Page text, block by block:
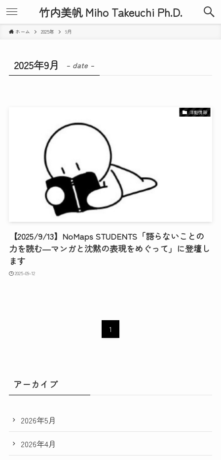
竹内美帆 Miho Takeuchi Ph.D.
ホーム 2025年 9月
2025年9月 – date –
活動情報
【2025/9/13】NoMaps STUDENTS「語らないことの
力を読む―マンガと沈黙の表現をめぐって」に登壇し
ます
2025-09-12
1
アーカイブ
2026年5月
2026年4月